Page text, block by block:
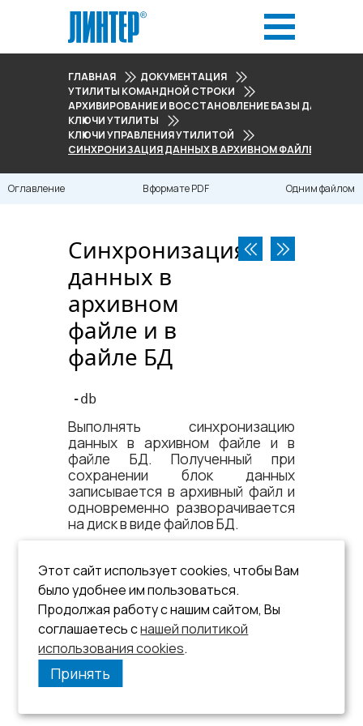
ГЛАВНАЯ
ДОКУМЕНТАЦИЯ
УТИЛИТЫ КОМАНДНОЙ СТРОКИ
АРХИВИРОВАНИЕ И ВОССТАНОВЛЕНИЕ БАЗЫ ДАННЫХ
КЛЮЧИ УТИЛИТЫ
КЛЮЧИ УПРАВЛЕНИЯ УТИЛИТОЙ
СИНХРОНИЗАЦИЯ ДАННЫХ В АРХИВНОМ ФАЙЛЕ И В
Оглавление В формате PDF Одним файлом
Синхронизация
данных в
архивном
файле и в
файле БД
-db
Выполнять синхронизацию
данных в архивном файле и в
файле БД. Полученный при
сохранении блок данных
записывается в архивный файл и
одновременно разворачивается
на диск в виде файлов БД.
сохранении БД, фактически
эквивалентен совместному
использованию режимов
сохранения (командаs ) и
восстановления (команда
Этот сайт использует cookies, чтобы Вам
было удобнее им пользоваться.
Продолжая работу с нашим сайтом, Вы
соглашаетесь снашей политикой
использования cookies.
Принять